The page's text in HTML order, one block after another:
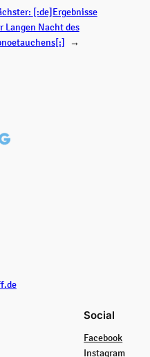
[:de]Ergebnisse
Langen Nacht des
→
Social
Facebook
Instagram